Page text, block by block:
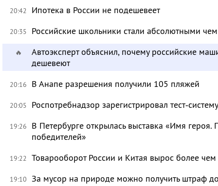
20:42 Ипотека в России не подешевеет
20:35 Российские школьники стали абсолютными
🔥
Автоэксперт объяснил, почему российские
дешевеют
20:16 В Анапе разрешения получили 105 пляжей
20:05 Роспотребнадзор зарегистрировал
19:26
В Петербурге открылась выставка «Имя героя.
победителей»
19:22 Товарооборот России и Китая вырос более чем
19:10 За мусор на природе можно получить штраф